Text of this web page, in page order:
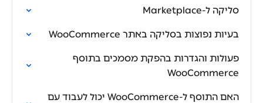
סליקה ל-Marketplace
בעיות נפוצות בסליקה באתר WooCommerce
פעולות והגדרות בהפקת מסמכים בתוסף
WooCommerce
האם התוסף ל-WooCommerce יכול לעבוד עם